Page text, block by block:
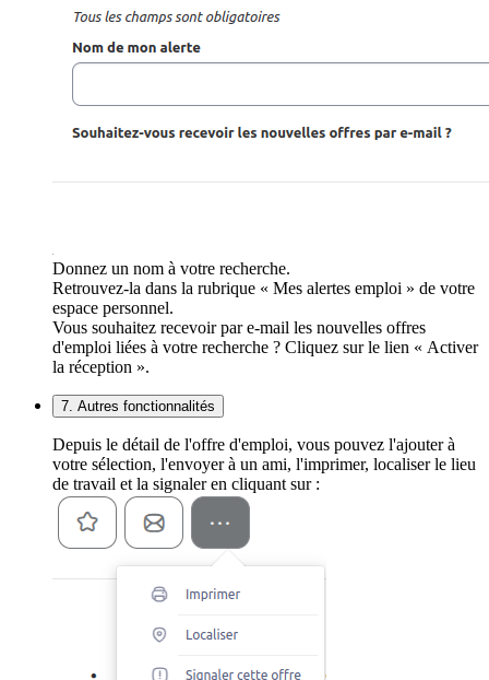
Donnez un nom à votre recherche.
Retrouvez-la dans la rubrique « Mes alertes emploi » de votre
espace personnel.
Vous souhaitez recevoir par e-mail les nouvelles offres
d'emploi liées à votre recherche ? Cliquez sur le lien « Activer
la réception ».
7. Autres fonctionnalités
Depuis le détail de l'offre d'emploi, vous pouvez l'ajouter à
votre sélection, l'envoyer à un ami, l'imprimer, localiser le lieu
de travail et la signaler en cliquant sur :